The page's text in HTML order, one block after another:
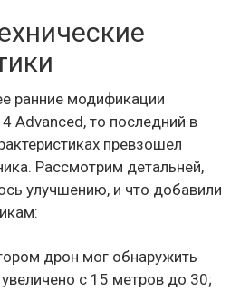
ранние модификации
Advanced, то последний в
превзошел
Рассмотрим детальней,
улучшению, и что добавили
дрон мог обнаружить
с 15 метров до 30;